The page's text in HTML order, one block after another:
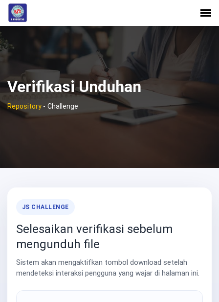
Verifikasi Unduhan
Repository - Challenge
JS CHALLENGE
Selesaikan verifikasi sebelum
mengunduh file
Sistem akan mengaktifkan tombol download setelah
mendeteksi interaksi pengguna yang wajar di halaman ini.